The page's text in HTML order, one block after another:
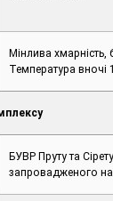
Мінлива хмарність,
Температура вночі
БУВР Пруту та
запровадженого на